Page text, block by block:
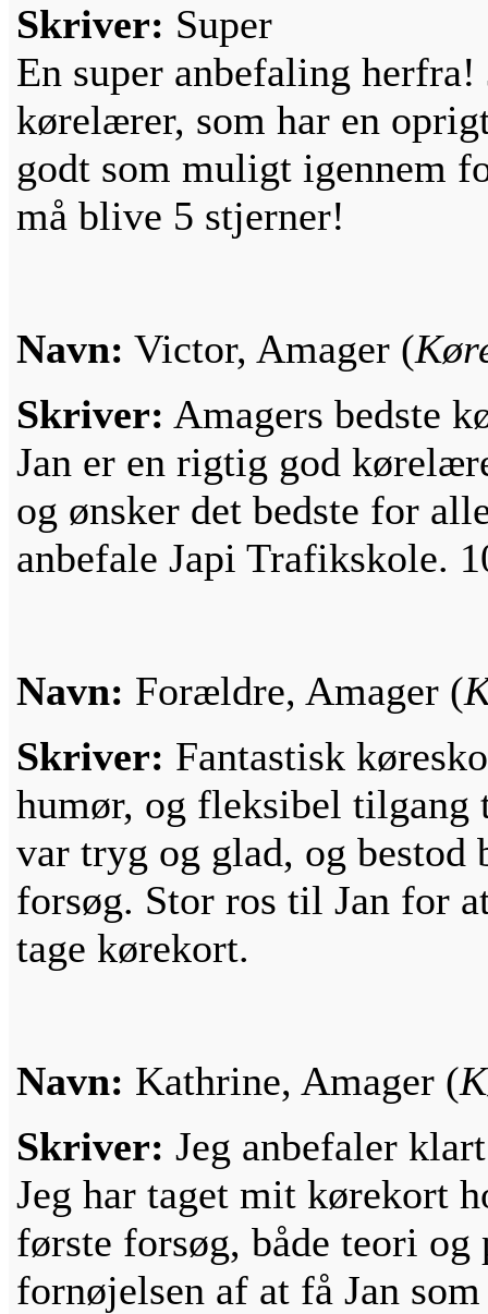
Skriver: Super
En super anbefaling
kørelærer, som har en
godt som muligt igennem
må blive 5 stjerner!
Navn: Victor, Amager (
Skriver: Amagers bedste
Jan er en rigtig god
og ønsker det bedste for
anbefale Japi Trafikskole.
Navn: Forældre, Amager (
Skriver: Fantastisk
humør, og fleksibel tilgang
var tryg og glad, og
forsøg. Stor ros til Jan for
tage kørekort.
Navn: Kathrine, Amager (
Skriver: Jeg anbefaler
Jeg har taget mit kørekort
første forsøg, både teori
fornøjelsen af at få Jan